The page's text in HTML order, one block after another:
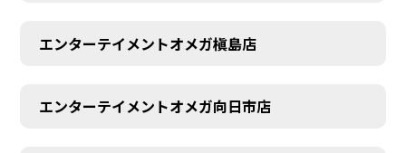
エンターテイメントオメガ槇島店
エンターテイメントオメガ向日市店